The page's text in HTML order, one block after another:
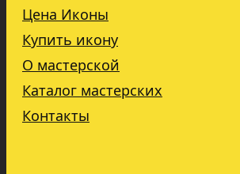
Цена Иконы
Купить икону
О мастерской
Каталог мастерских
Контакты